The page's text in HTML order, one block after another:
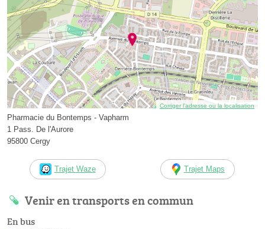
Corriger l’adresse ou la localisation
Pharmacie du Bontemps - Vapharm
1 Pass. De l'Aurore
95800 Cergy
Trajet Waze Trajet Maps
Venir en transports en commun
En bus